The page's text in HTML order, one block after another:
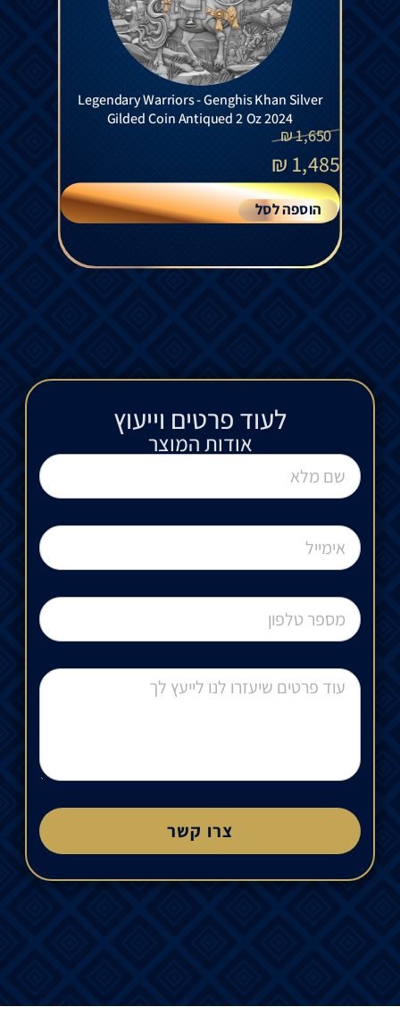
Legendary Warriors - Genghis Khan Silver
Gilded Coin Antiqued 2 Oz 2024
1,650
₪
1,485
₪
הוספה לסל
לעוד פרטים וייעוץ​
אודות המוצר
צרו קשר